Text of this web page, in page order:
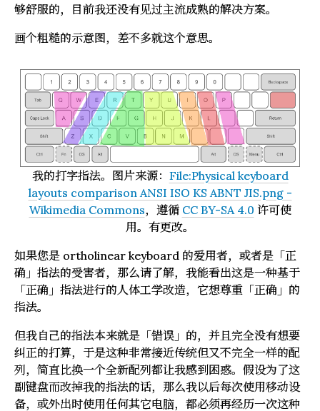
够舒服的，目前我还没有见过主流成熟的解决方案。
画个粗糙的示意图，差不多就这个意思。
我的打字指法。图片来源： File:Physical keyboard
layouts comparison ANSI ISO KS ABNT JIS.png -
Wikimedia Commons，遵循 CC BY-SA 4.0 许可使
用。有更改。
如果您是 ortholinear keyboard 的爱用者，或者是「正
确」指法的受害者，那么请了解，我能看出这是一种基于
「正确」指法进行的人体工学改造，它想尊重「正确」的
指法。
但我自己的指法本来就是「错误」的，并且完全没有想要
纠正的打算，于是这种非常接近传统但又不完全一样的配
列，简直比换一个全新配列都让我感到困惑。假设为了这
副键盘而改掉我的指法的话，那么我以后每次使用移动设
备，或外出时使用任何其它电脑，都必须再经历一次这种